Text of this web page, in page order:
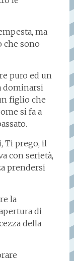
ma
che sono
puro ed un
dominarsi
figlio che
si fa a
Ti prego, il
con serietà,
prendersi
la
di
della